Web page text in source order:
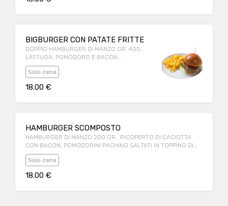
BIGBURGER CON PATATE FRITTE
DOPPIO HAMBURGER DI MANZO GR. 400,
LATTUGA, POMODORO E BACON
CROCCANTE, SERVITO CON PATATE FRITTE
Solo cena
18.00 €
HAMBURGER SCOMPOSTO
HAMBURGER DI MANZO 200 GR., RICOPERTO DI CACIOTTA
CON BACON, POMODORINI PACHINO SALTATI IN TOPPING DI
ACETO BALSAMICO E ORIGANO, PATATE EROTICHE E
CAPONATA
Solo cena
18.00 €